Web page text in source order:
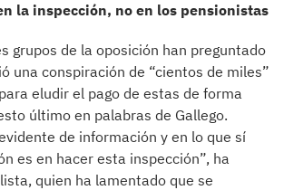
la inspección, no en los pensionistas
grupos de la oposición han preguntado
una conspiración de “cientos de miles”
eludir el pago de estas de forma
último en palabras de Gallego.
de información y en lo que sí
es en hacer esta inspección”, ha
quien ha lamentado que se